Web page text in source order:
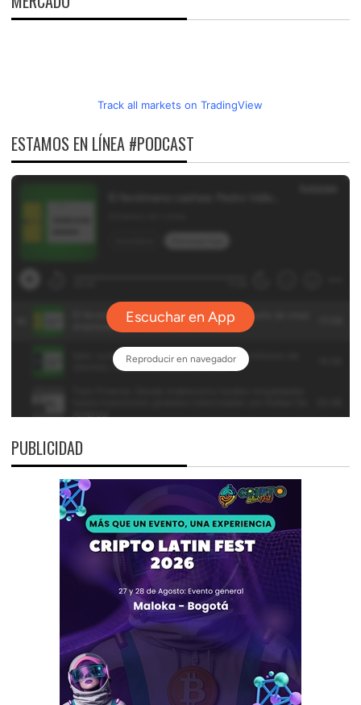
Track all markets on TradingView
ESTAMOS EN LÍNEA #PODCAST
PUBLICIDAD